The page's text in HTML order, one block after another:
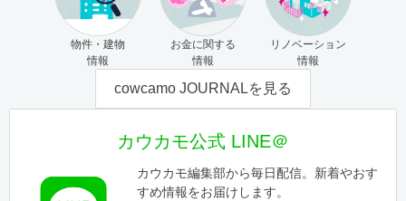
物件・建物
情報
お金に関する
情報
リノベーション
情報
cowcamo JOURNALを見る
カウカモ公式 LINE＠
カウカモ編集部から毎日配信。新着やおす
すめ情報をお届けします。